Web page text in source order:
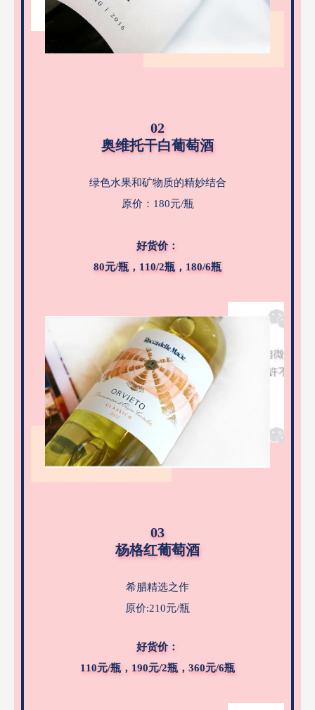
02
奥维托干白葡萄酒
绿色水果和矿物质的精妙结合
原价：180元/瓶
好货价：
80元/瓶，110/2瓶，180/6瓶
03
杨格红葡萄酒
希腊精选之作
原价:210元/瓶
好货价：
110元/瓶，190元/2瓶，360元/6瓶